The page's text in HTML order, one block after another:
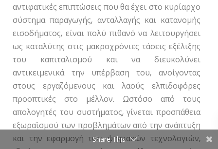
αντιφατικές επιπτώσεις που θα έχει στο κυρίαρχο
σύστημα παραγωγής, ανταλλαγής και κατανομής
εισοδήματος, είναι πολύ πιθανό να λειτουργήσει
ως καταλύτης στις μακροχρόνιες τάσεις εξέλιξης
του καπιταλισμού και να διευκολύνει
αντικειμενικά την υπέρβαση του, ανοίγοντας
στους εργαζόμενους και λαούς ελπιδοφόρες
προοπτικές στο μέλλον. Ωστόσο από τους
απολογητές του συστήματος, γίνεται προσπάθεια
εξωραϊσμού των προβλημάτων από την ανάπτυξη
και την εφαρμογή των ψηφιακών τεχνολογιών,
Share This